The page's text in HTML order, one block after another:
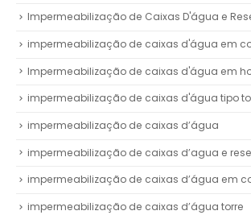
Impermeabilização de Caixas D'água e
impermeabilização de caixas d'água em
Impermeabilização de caixas d'água em
impermeabilização de caixas d'água tipo
impermeabilização de caixas d’água
impermeabilização de caixas d’agua e
impermeabilização de caixas d’água em
impermeabilização de caixas d’água torre